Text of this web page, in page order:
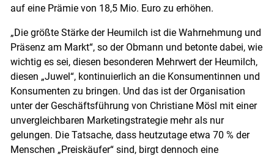
auf eine Prämie von 18,5 Mio. Euro zu erhöhen.
„Die größte Stärke der Heumilch ist die Wahrnehmung und
Präsenz am Markt“, so der Obmann und betonte dabei, wie
wichtig es sei, diesen besonderen Mehrwert der Heumilch,
diesen „Juwel“, kontinuierlich an die Konsumentinnen und
Konsumenten zu bringen. Und das ist der Organisation
unter der Geschäftsführung von Christiane Mösl mit einer
unvergleichbaren Marketingstrategie mehr als nur
gelungen. Die Tatsache, dass heutzutage etwa 70 % der
Menschen „Preiskäufer“ sind, birgt dennoch eine